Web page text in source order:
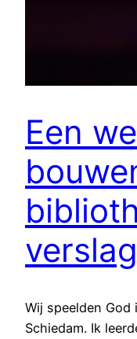
Een
verslag
Wij speelden
Schiedam. Ik